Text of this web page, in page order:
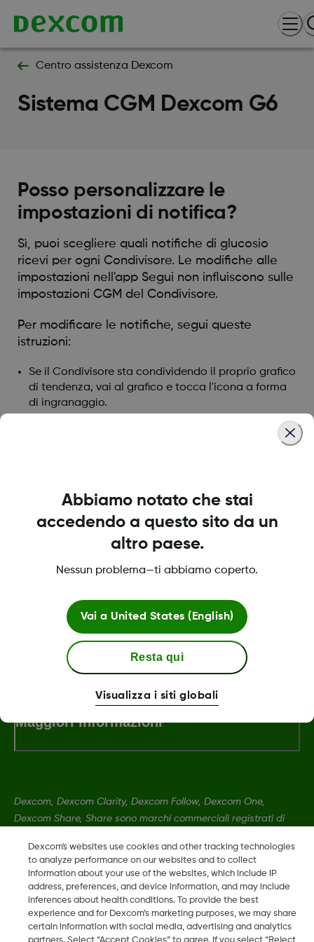
Centro assistenza Dexcom
Sistema CGM Dexcom G6
Posso personalizzare le
impostazioni di notifica?
Sì, puoi scegliere quali notifiche di glucosio
ricevi per ogni Condivisore. Le modifiche alle
impostazioni nell'app Segui non influiscono sulle
impostazioni CGM del Condivisore.
Per modificare le notifiche, segui queste
istruzioni:
Se il Condivisore sta condividendo il proprio grafico
di tendenza, vai al grafico e tocca l'icona a forma
di ingranaggio.
Was this article helpful?
Termini e condizioni
Maggiori informazioni
Dexcom, Dexcom Clarity, Dexcom Follow, Dexcom One,
Dexcom Share, Share sono marchi commerciali registrati di
paesi.
LBL016812 Rev001 •LBL021895 Rev001
Dexcom's websites use cookies and other tracking technologies
to analyze performance on our websites and to collect
information about your use of the websites, which include IP
address, preferences, and device information, and may include
inferences about health conditions. To provide the best
experience and for Dexcom’s marketing purposes, we may share
certain information with social media, advertising and analytics
Abbiamo notato che stai
accedendo a questo sito da un
altro paese.
Nessun problema—ti abbiamo coperto.
Vai a United States (English)
Resta qui
Visualizza i siti globali